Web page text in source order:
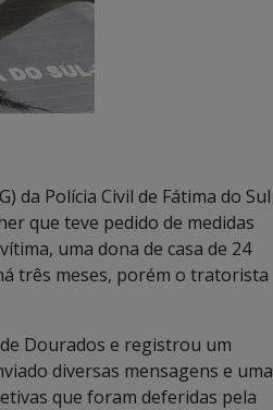
da Polícia Civil de Fátima do Sul
que teve pedido de medidas
uma dona de casa de 24
três meses, porém o tratorista
Dourados e registrou um
diversas mensagens e uma
que foram deferidas pela